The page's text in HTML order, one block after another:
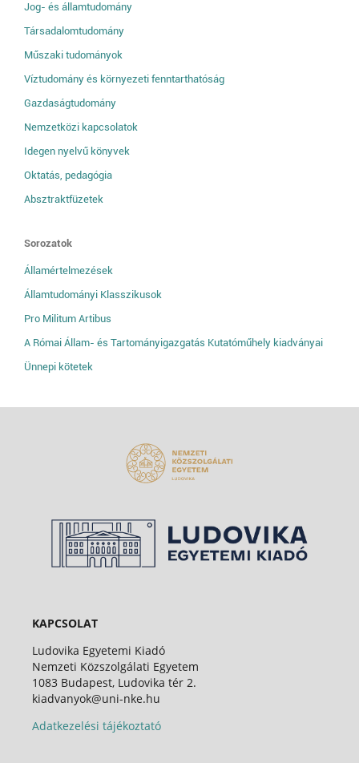
Jog- és államtudomány
Társadalomtudomány
Műszaki tudományok
Víztudomány és környezeti fenntarthatóság
Gazdaságtudomány
Nemzetközi kapcsolatok
Idegen nyelvű könyvek
Oktatás, pedagógia
Absztraktfüzetek
Sorozatok
Államértelmezések
Államtudományi Klasszikusok
Pro Militum Artibus
A Római Állam- és Tartományigazgatás Kutatóműhely kiadványai
Ünnepi kötetek
KAPCSOLAT
Ludovika Egyetemi Kiadó
Nemzeti Közszolgálati Egyetem
1083 Budapest, Ludovika tér 2.
kiadvanyok@uni-nke.hu
Adatkezelési tájékoztató